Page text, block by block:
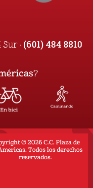
· (601) 484 8810
?
© 2026 C.C. Plaza de
Todos los derechos
reservados.